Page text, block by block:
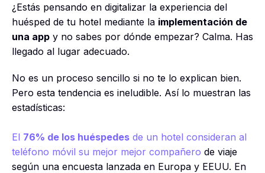
¿Estás pensando en digitalizar la experiencia del
huésped de tu hotel mediante la implementación de
una app y no sabes por dónde empezar? Calma. Has
llegado al lugar adecuado.
No es un proceso sencillo si no te lo explican bien.
Pero esta tendencia es ineludible. Así lo muestran las
estadísticas:
El 76% de los huéspedes de un hotel consideran al
teléfono móvil su mejor mejor compañero de viaje
según una encuesta lanzada en Europa y EEUU. En